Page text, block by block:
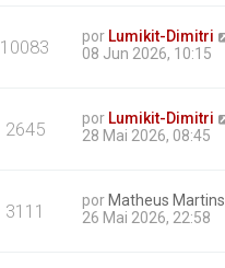
10083 por Lumikit-Dimitri
08 Jun 2026, 10:15
2645 por Lumikit-Dimitri
28 Mai 2026, 08:45
3111 por Matheus Martins
26 Mai 2026, 22:58